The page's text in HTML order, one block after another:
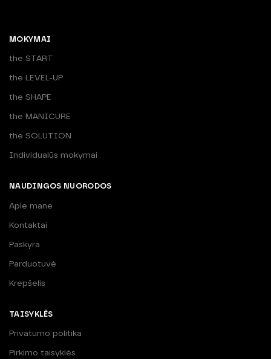
MOKYMAI
the START
the LEVEL-UP
the SHAPE
the MANICURE
the SOLUTION
Individualūs mokymai
NAUDINGOS NUORODOS
Apie mane
Kontaktai
Paskyra
Parduotuvė
Krepšelis
TAISYKLĖS
Privatumo politika
Pirkimo taisyklės